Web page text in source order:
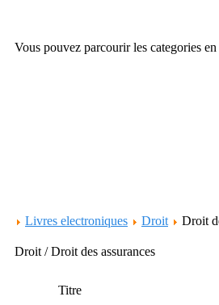
Vous pouvez parcourir les categories
Livres electroniques Droit Droit
Droit / Droit des assurances
Titre